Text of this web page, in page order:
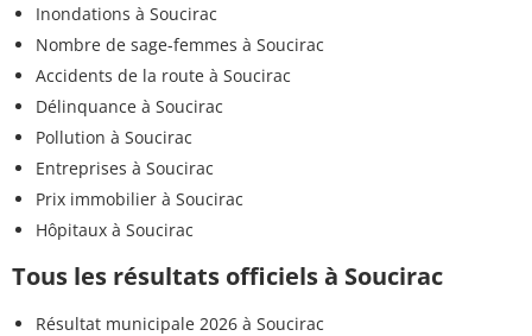
Inondations à Soucirac
Nombre de sage-femmes à Soucirac
Accidents de la route à Soucirac
Délinquance à Soucirac
Pollution à Soucirac
Entreprises à Soucirac
Prix immobilier à Soucirac
Hôpitaux à Soucirac
Tous les résultats officiels à Soucirac
Résultat municipale 2026 à Soucirac